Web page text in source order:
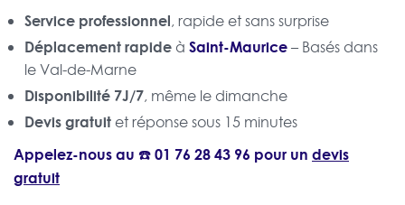
Service professionnel, rapide et sans surprise
Déplacement rapideà Saint-Maurice– Basés dans
le Val-de-Marne
Disponibilité 7J/7, même le dimanche
Devis gratuit et réponse sous 15 minutes
Appelez-nous au ☎️01 76 28 43 96 pour un devis
gratuit